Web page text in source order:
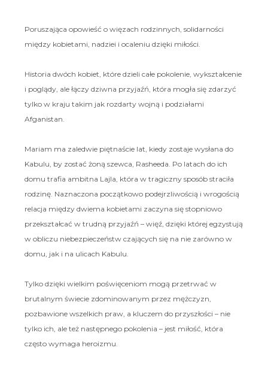
Poruszająca opowieść o więzach rodzinnych, solidarności
między kobietami, nadziei i ocaleniu dzięki miłości.
Historia dwóch kobiet, które dzieli całe pokolenie, wykształcenie
i poglądy, ale łączy dziwna przyjaźń, która mogła się zdarzyć
tylko w kraju takim jak rozdarty wojną i podziałami
Afganistan.
Mariam ma zaledwie piętnaście lat, kiedy zostaje wysłana do
Kabulu, by zostać żoną szewca, Rasheeda. Po latach do ich
domu trafia ambitna Lajla, która w tragiczny sposób straciła
rodzinę. Naznaczona początkowo podejrzliwością i wrogością
relacja między dwiema kobietami zaczyna się stopniowo
przekształcać w trudną przyjaźń – więź, dzięki której egzystują
w obliczu niebezpieczeństw czających się na nie zarówno w
domu, jak i na ulicach Kabulu.
Tylko dzięki wielkim poświęceniom mogą przetrwać w
brutalnym świecie zdominowanym przez mężczyzn,
pozbawione wszelkich praw, a kluczem do przyszłości – nie
tylko ich, ale też następnego pokolenia – jest miłość, która
często wymaga heroizmu.